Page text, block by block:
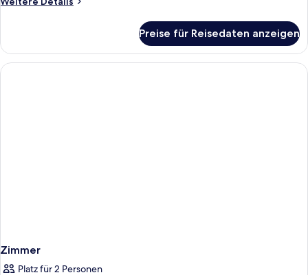
-
Double
Room
Preise für Reisedaten anzeigen
Zimmer
Platz für 2 Personen